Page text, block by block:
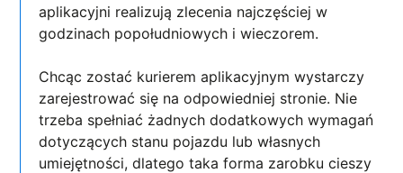
aplikacyjni realizują zlecenia najczęściej w
godzinach popołudniowych i wieczorem.
Chcąc zostać kurierem aplikacyjnym wystarczy
zarejestrować się na odpowiedniej stronie. Nie
trzeba spełniać żadnych dodatkowych wymagań
dotyczących stanu pojazdu lub własnych
umiejętności, dlatego taka forma zarobku cieszy